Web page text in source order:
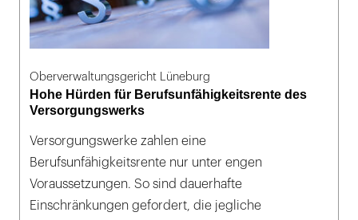
Oberverwaltungsgericht Lüneburg
Hohe Hürden für Berufsunfähigkeitsrente des
Versorgungswerks
Versorgungswerke zahlen eine
Berufsunfähigkeitsrente nur unter engen
Voraussetzungen. So sind dauerhafte
Einschränkungen gefordert, die jegliche